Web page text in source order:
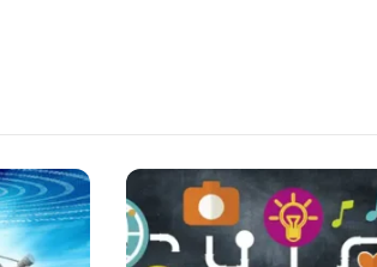
events/ms-office-grundlagen/
Link zu https://